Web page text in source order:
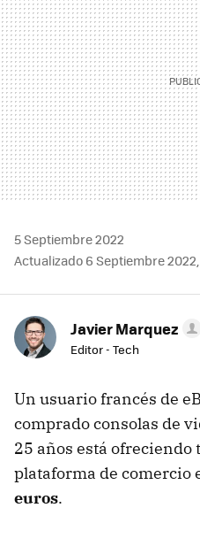
5 Septiembre 2022
Actualizado 6 Septiembre
Javier Marquez
Editor - Tech
Un usuario francés de
comprado consolas de
25 años está ofreciendo
plataforma de comercio
euros.